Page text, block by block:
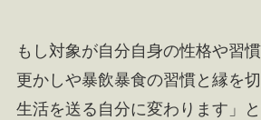
もし対象が自分自身の性格や習
更かしや暴飲暴食の習慣と縁を
生活を送る自分に変わります」